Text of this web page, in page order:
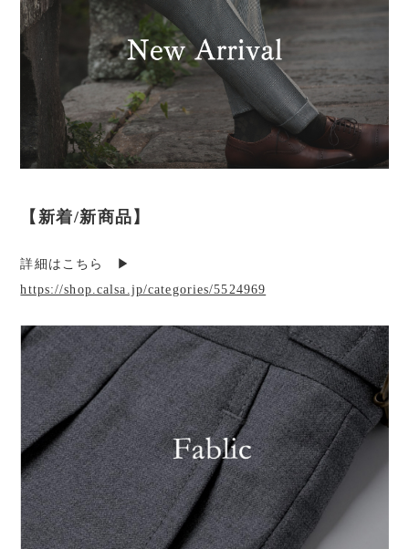
【新着/新商品】
詳細はこちら ▶︎
https://shop.calsa.jp/categories/5524969